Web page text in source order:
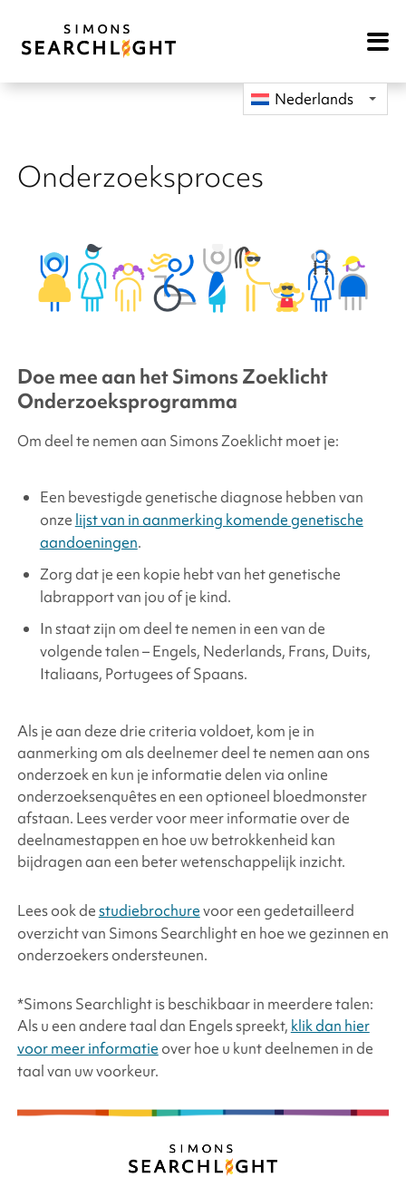
Open
Nederlands
Onderzoeksproces
Doe mee aan het Simons Zoeklicht
Onderzoeksprogramma
Om deel te nemen aan Simons Zoeklicht moet je:
Een bevestigde genetische diagnose hebben van
onze lijst van in aanmerking komende genetische
aandoeningen.
Zorg dat je een kopie hebt van het genetische
labrapport van jou of je kind.
In staat zijn om deel te nemen in een van de
volgende talen – Engels, Nederlands, Frans, Duits,
Italiaans, Portugees of Spaans.
Als je aan deze drie criteria voldoet, kom je in
aanmerking om als deelnemer deel te nemen aan ons
onderzoek en kun je informatie delen via online
onderzoeksenquêtes en een optioneel bloedmonster
afstaan. Lees verder voor meer informatie over de
deelnamestappen en hoe uw betrokkenheid kan
bijdragen aan een beter wetenschappelijk inzicht.
Lees ook destudiebrochurevoor een gedetailleerd
overzicht van Simons Searchlight en hoe we gezinnen en
onderzoekers ondersteunen.
*Simons Searchlight is beschikbaar in meerdere talen:
Als u een andere taal dan Engels spreekt, klik dan hier
voor meer informatie over hoe u kunt deelnemen in de
taal van uw voorkeur.